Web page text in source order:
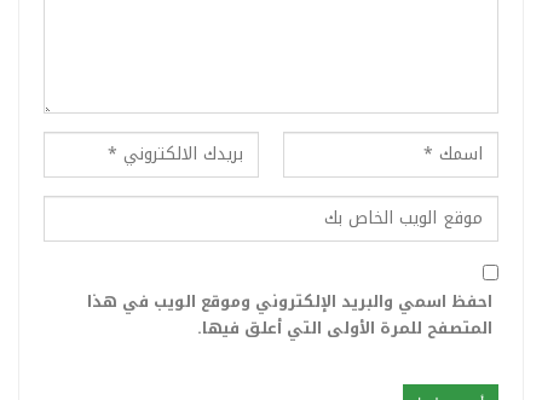
احفظ اسمي والبريد الإلكتروني وموقع الويب في هذا
المتصفح للمرة الأولى التي أعلق فيها.